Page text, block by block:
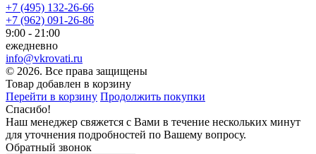
+7 (495) 132-26-66
+7 (962) 091-26-86
9:00 - 21:00
ежедневно
info@vkrovati.ru
© 2026. Все права защищены
Товар добавлен в корзину
Перейти в корзину Продолжить покупки
Спасибо!
Наш менеджер свяжется с Вами в течение нескольких минут
для уточнения подробностей по Вашему вопросу.
Обратный звонок